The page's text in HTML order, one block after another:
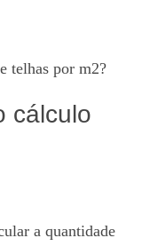
cálculo
a quantidade